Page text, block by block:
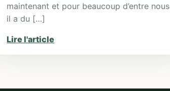
maintenant et pour beaucoup d’entre nous
il a du […]
Lire l'article